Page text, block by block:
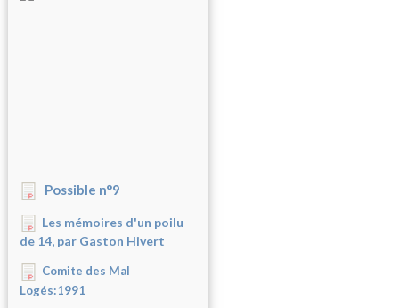
Possible n°9
Les mémoires d'un poilu
de 14, par Gaston Hivert
Comite des Mal
Logés:1991